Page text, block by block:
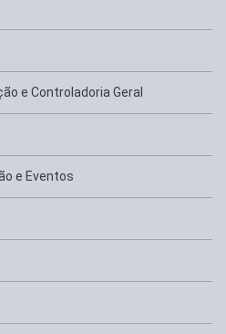
e Controladoria Geral
e Eventos